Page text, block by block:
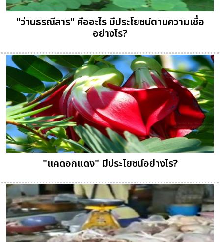
"ว่านธรณีสาร" คืออะไร มีประโยชน์ตามความเชื่อ
อย่างไร?
"แคดอกแดง" มีประโยชน์อย่างไร?